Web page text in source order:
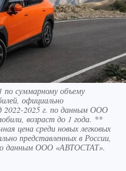
суммарному объему
официально
2022-2025 г. по данным ООО
возраст до 1 года. **
цена среди новых легковых
представленных в России,
данным ООО «АВТОСТАТ».